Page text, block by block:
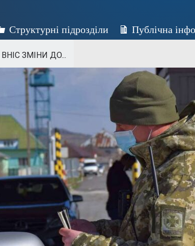
Структурні підрозділи Публічна
ЗМІНИ ДО...